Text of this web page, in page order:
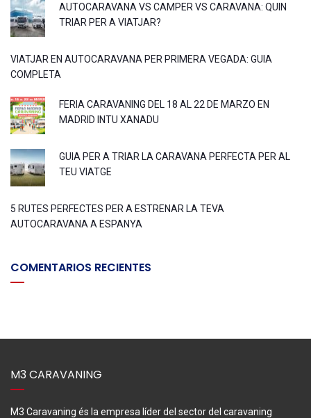
AUTOCARAVANA VS CAMPER VS CARAVANA: QUIN
TRIAR PER A VIATJAR?
VIATJAR EN AUTOCARAVANA PER PRIMERA VEGADA: GUIA
COMPLETA
FERIA CARAVANING DEL 18 AL 22 DE MARZO EN
MADRID INTU XANADU
GUIA PER A TRIAR LA CARAVANA PERFECTA PER AL
TEU VIATGE
5 RUTES PERFECTES PER A ESTRENAR LA TEVA
AUTOCARAVANA A ESPANYA
COMENTARIOS RECIENTES
M3 CARAVANING
M3 Caravaning és la empresa líder del sector del caravaning